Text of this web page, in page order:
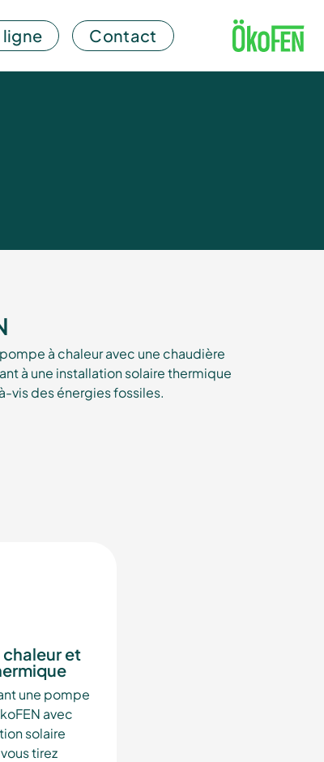
ligne Contact
à chaleur avec une chaudière
à une installation solaire thermique
vis des énergies fossiles.
chaleur et
une pompe
avec
solaire
tirez